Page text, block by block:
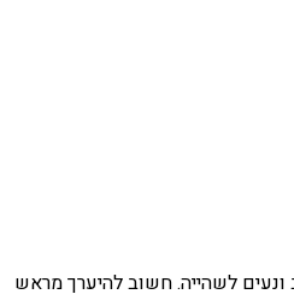
ונעים לשהייה. חשוב להיערך מראש